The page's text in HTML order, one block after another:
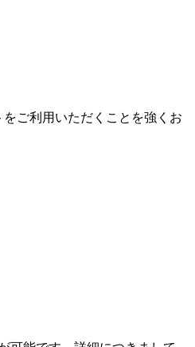
ご利用いただくことを強くお